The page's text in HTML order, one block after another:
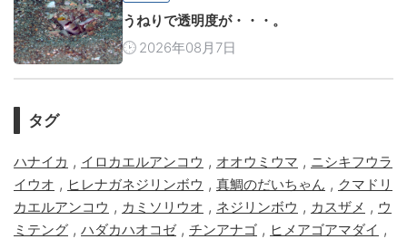
うねりで透明度が・・・。
2026年08月7日
タグ
ハナイカ , イロカエルアンコウ , オオウミウマ , ニシキフウラ
イウオ , ヒレナガネジリンボウ , 真鯛のだいちゃん , クマドリ
カエルアンコウ , カミソリウオ , ネジリンボウ , カスザメ , ウ
ミテング , ハダカハオコゼ, チンアナゴ , ヒメアゴアマダイ ,